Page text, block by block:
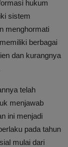
hukum
sistem
menghormati
berbagai
dan kurangnya
telah
menjawab
ini menjadi
pada tahun
mulai dari